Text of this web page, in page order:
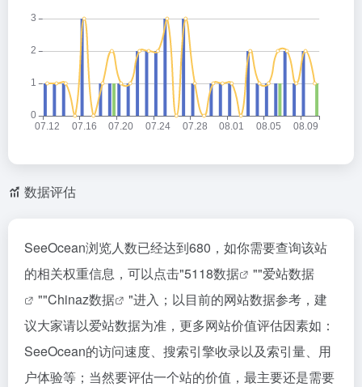
数据评估
SeeOcean浏览人数已经达到680，如你需要查询该站
的相关权重信息，可以点击"5118数据 ""爱站数据
""Chinaz数据
"进入；以目前的网站数据参考，建
议大家请以爱站数据为准，更多网站价值评估因素如：
SeeOcean的访问速度、搜索引擎收录以及索引量、用
户体验等；当然要评估一个站的价值，最主要还是需要